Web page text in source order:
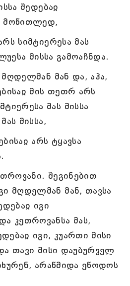
შედებაჲ
მოწითლედ,
სიმტიერესა მას
მისსა გამოაჩნდა.
მან და, აჰა,
მის თეთრ არს
მას მისსა
მისსა,
არს ტყავსა
შეგინებით
მღდელმან მან, თავსა
იგი
კეთროვანსა მას,
იგი, კუართი მისი
თავი მისი დაუბურველ
არაწმიდა ეწოდოს